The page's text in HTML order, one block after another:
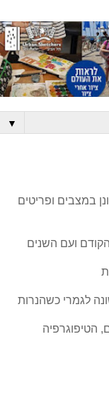
▼
במצבים ופריטים
ועם השנים
לגמרי כשהנרות
הטיפוגרפיה